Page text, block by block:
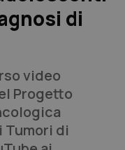
di
video
Progetto
Tumori di